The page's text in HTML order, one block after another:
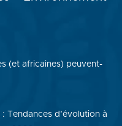
(et africaines) peuvent-
Tendances d’évolution à